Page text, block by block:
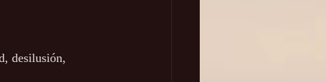
desilusión,